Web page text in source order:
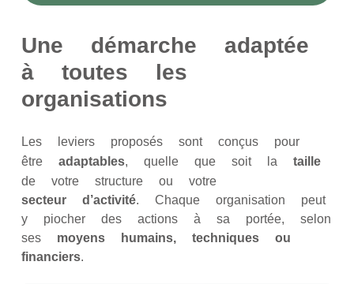
Une démarche adaptée
à toutes les
organisations
Les leviers proposés sont conçus pour
êtreadaptables, quelle que soit lataille
de votre structure ou votre
secteurd’activité. Chaque organisation peut
y piocher des actions à sa portée, selon
ses moyens humains, techniques ou
financiers.